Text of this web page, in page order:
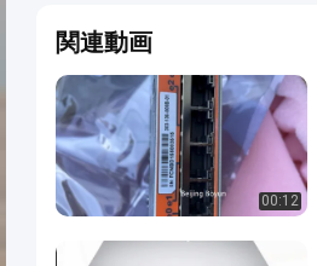
関連動画
00:12